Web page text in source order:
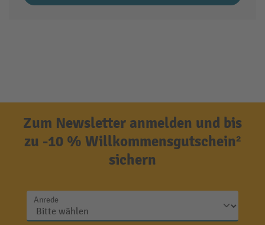
Zum Newsletter anmelden und bis
zu -10 % Willkommensgutschein²
sichern
Anrede